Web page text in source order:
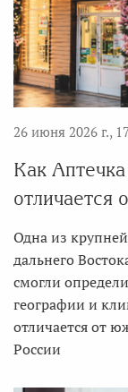
26 июня 2026 г.,
Как
отличается
Одна из
дальнего
смогли
географии и
отличается от
России